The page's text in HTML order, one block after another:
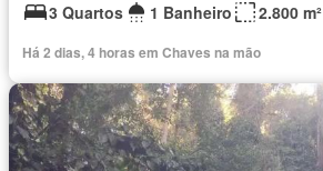
3 Quartos
1 Banheiro 2.800 m²
Há 2 dias, 4 horas em Chaves na mão